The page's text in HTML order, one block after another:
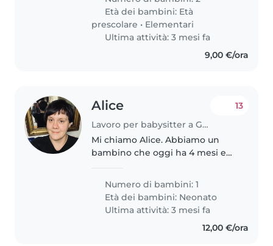
andarle a prendere a scuola ed
adottare il mio arrivo
Età dei bambini: Età
prescolare • Elementari
Ultima attività: 3 mesi fa
9,00 €/ora
Alice
Lavoro per babysitter a Genova
13
Mi chiamo Alice. Abbiamo un
bambino che oggi ha 4 mesi e
una persona per i mesi di
Maggio Giugno e Luglio, due
pomeriggi a settimana per un
totale..
Numero di bambini: 1
Età dei bambini: Neonato
Ultima attività: 3 mesi fa
12,00 €/ora